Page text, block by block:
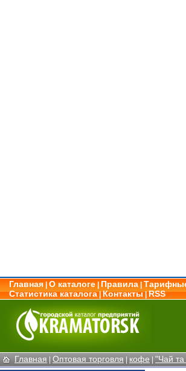
Главная О каталоге Правила
Статистика каталога|Контакты|RSS
Главная | Оптовая торговля | кофе | "Чай